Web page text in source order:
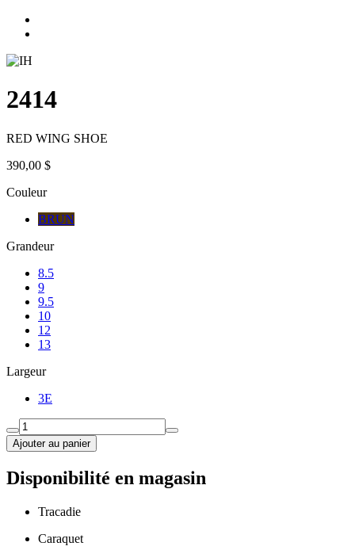
2414
RED WING SHOE
390,00 $
Couleur
BRUN
Grandeur
8.5
9
9.5
10
12
13
Largeur
3E
Ajouter au panier
Disponibilité en magasin
Tracadie
Caraquet